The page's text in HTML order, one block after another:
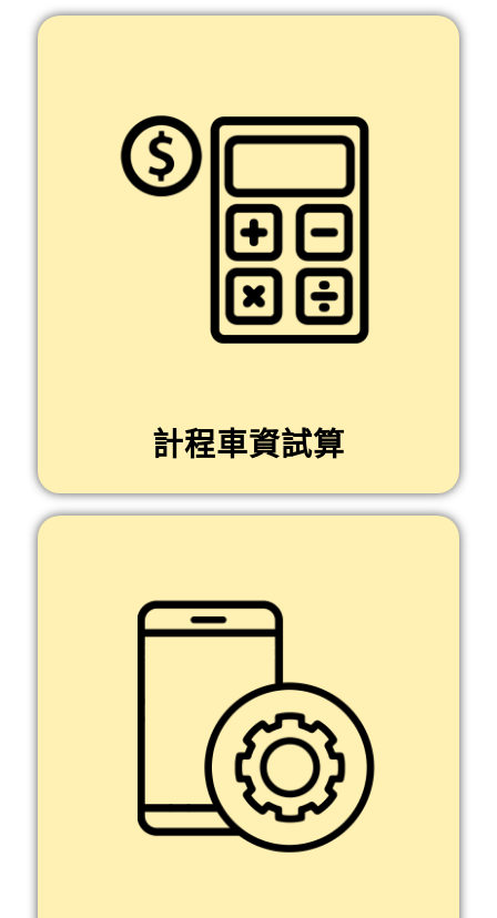
計程車資試算